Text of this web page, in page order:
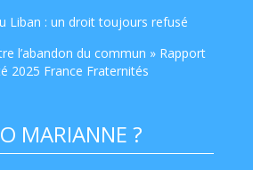
Liban : un droit toujours refusé
l’abandon du commun » Rapport
2025 France Fraternités
MARIANNE ?